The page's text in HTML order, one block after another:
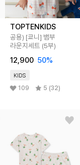
TOPTENKIDS
공용) [쿄니] 뱀부
라운지세트 (5부)
12,900 50%
KIDS
109 5 (32)